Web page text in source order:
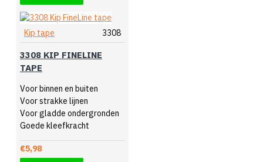
Kip tape 3308
3308 KIP FINELINE
TAPE
Voor binnen en buiten
Voor strakke lijnen
Voor gladde ondergronden
Goede kleefkracht
€5,98